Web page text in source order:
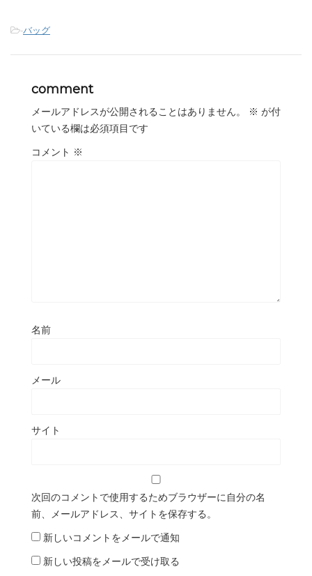
-バッグ
comment
メールアドレスが公開されることはありません。 ※ が付
いている欄は必須項目です
コメント ※
名前
メール
サイト
次回のコメントで使用するためブラウザーに自分の名
前、メールアドレス、サイトを保存する。
新しいコメントをメールで通知
新しい投稿をメールで受け取る